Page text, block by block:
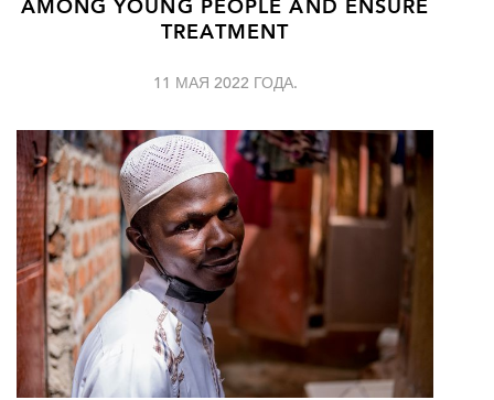
AMONG YOUNG PEOPLE AND ENSURE
TREATMENT
11 МАЯ 2022 ГОДА.